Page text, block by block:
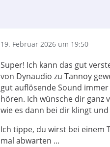
19. Februar 2026 um 19:50
Super! Ich kann das gut
von Dynaudio zu Tannoy
gut auflösende Sound
hören. Ich wünsche dir ganz
wie es dann bei dir klingt
Ich tippe, du wirst bei einem
mal abwarten ...